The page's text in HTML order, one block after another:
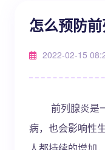
怎么预防前
2022-02-15
前列腺炎是一
病，也会影响性